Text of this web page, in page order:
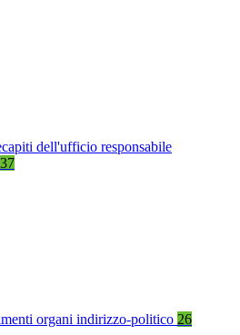
dell'ufficio responsabile
37
organi indirizzo-politico 26